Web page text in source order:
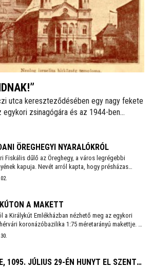
utca kereszteződésében egy nagy fekete
zsinagógára és az 1944-ben
és az azt közvetlenül megelőző
azért, mert nem ismerik a korábbi időket,
tudják: ma is létezik hitközség a
ÖREGHEGYI NYARALÓKRÓL
Fiskális dűlő az Öreghegy, a város legrégebbi
kapuja. Nevét arról kapta, hogy présházas
városi tisztviselők, hivatalnokok vásárolták
és más emlékeket emeltek. A környéket egy
A MAKETT
a Királykút Emlékházban nézhető meg az egykori
koronázóbazilika 1:75 méretarányú makettje. A
12. századi állapotát bemutató – még 2013-
képviselő vette át csütörtökön.
1095. JÚLIUS 29-ÉN HUNYT EL SZENT